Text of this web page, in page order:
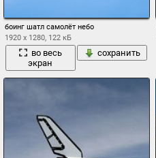
боинг шатл самолёт небо
1920 x 1280, 122 кБ
во весь
экран
сохранить